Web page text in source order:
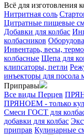
Всё для изготовления
Нитритная соль
Цитратные пищевые
Добавки для колбас
колбасников
Инвентарь, весы,
колбасные Щепа для
клипсаторы, петли
инъекторы для посола
Приправы
Все виды Перцев
ПРЯНОЕМ - только
Смеси ГОСТ для
добавки для колбас
приправ Кулинарные